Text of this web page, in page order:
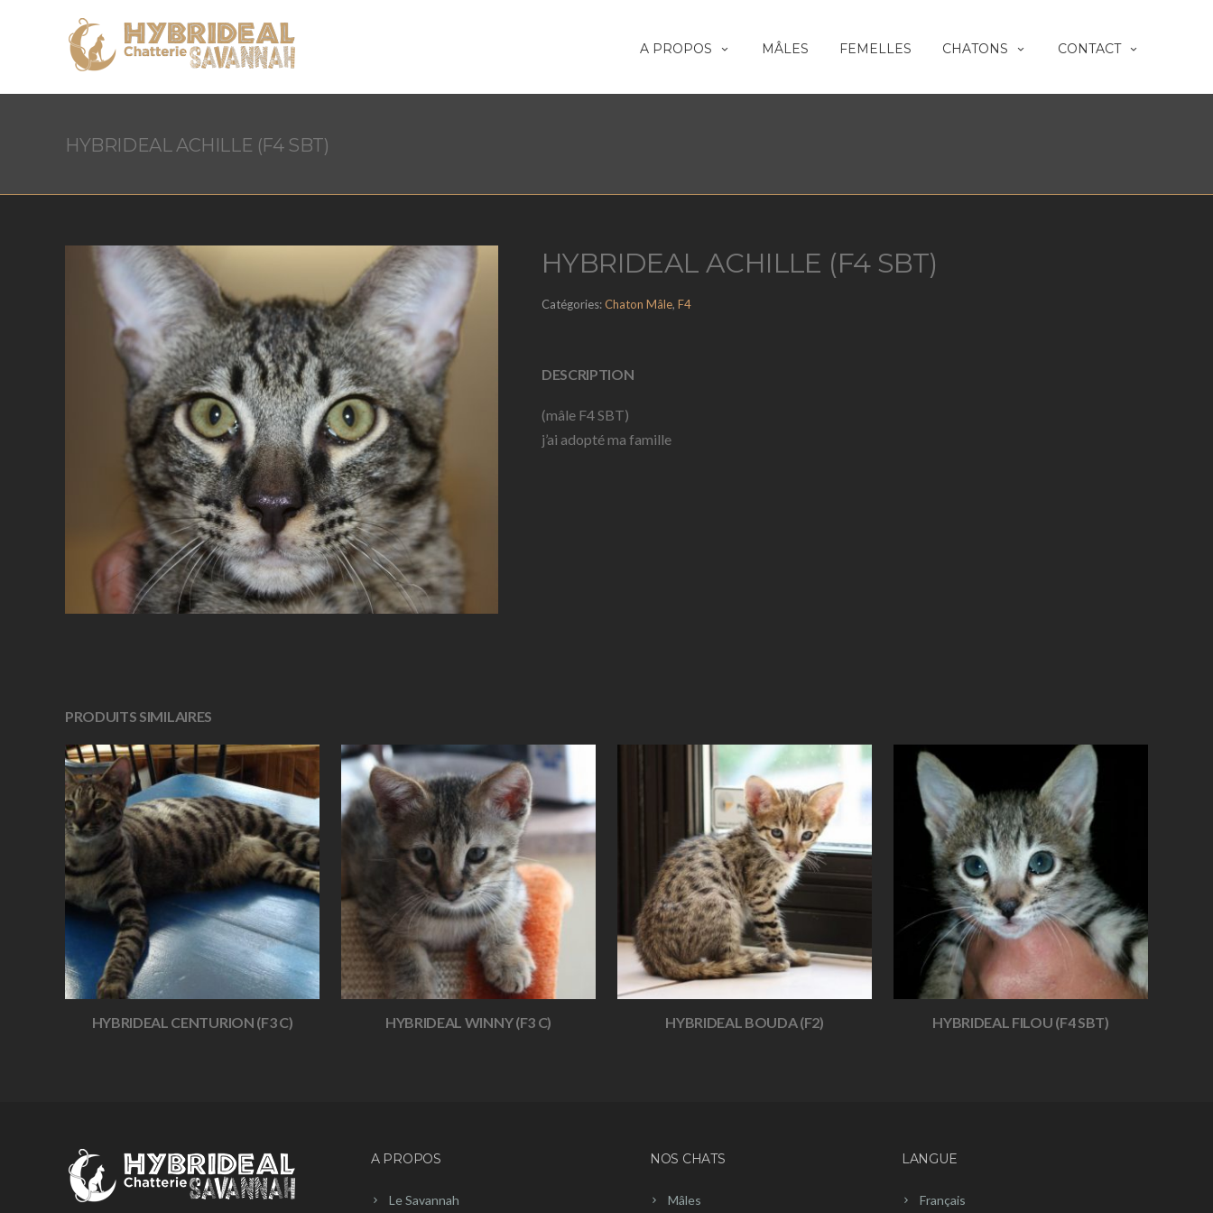
A PROPOS MÂLES FEMELLES CHATONS CONTACT
HYBRIDEAL ACHILLE (F4 SBT)
HYBRIDEAL ACHILLE (F4 SBT)
Catégories:Chaton Mâle, F4
DESCRIPTION
(mâle F4 SBT)
j’ai adopté ma famille
PRODUITS SIMILAIRES
HYBRIDEAL CENTURION (F3 C) HYBRIDEAL WINNY (F3 C) HYBRIDEAL BOUDA (F2) HYBRIDEAL FILOU (F4 SBT)
A PROPOS
Le Savannah
NOS CHATS
Mâles
LANGUE
Français